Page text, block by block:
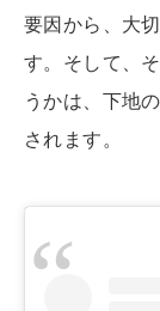
要因から、大
す。そして、
うかは、下地
されます。